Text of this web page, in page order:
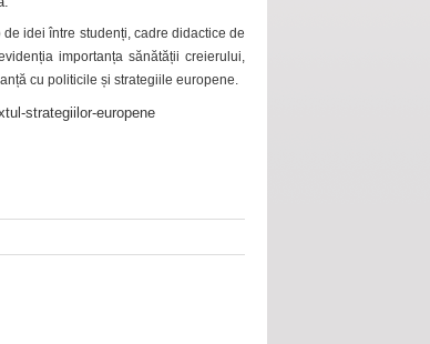
idei între studenți, cadre didactice de
importanța sănătății creierului,
cu politicile și strategiile europene.
strategiilor-europene